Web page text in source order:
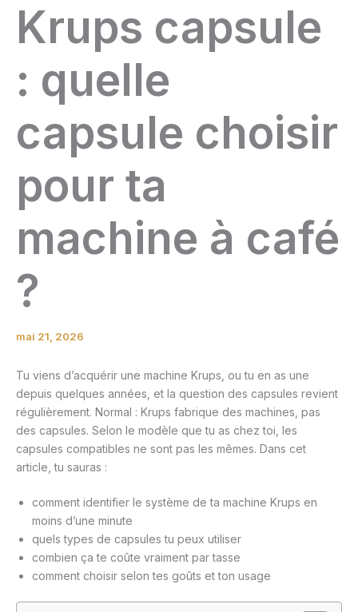
Krups capsule
: quelle
capsule choisir
pour ta
machine à café
?
mai 21, 2026
Tu viens d’acquérir une machine Krups, ou tu en as une
depuis quelques années, et la question des capsules revient
régulièrement. Normal : Krups fabrique des machines, pas
des capsules. Selon le modèle que tu as chez toi, les
capsules compatibles ne sont pas les mêmes. Dans cet
article, tu sauras :
comment identifier le système de ta machine Krups en
moins d’une minute
quels types de capsules tu peux utiliser
combien ça te coûte vraiment par tasse
comment choisir selon tes goûts et ton usage